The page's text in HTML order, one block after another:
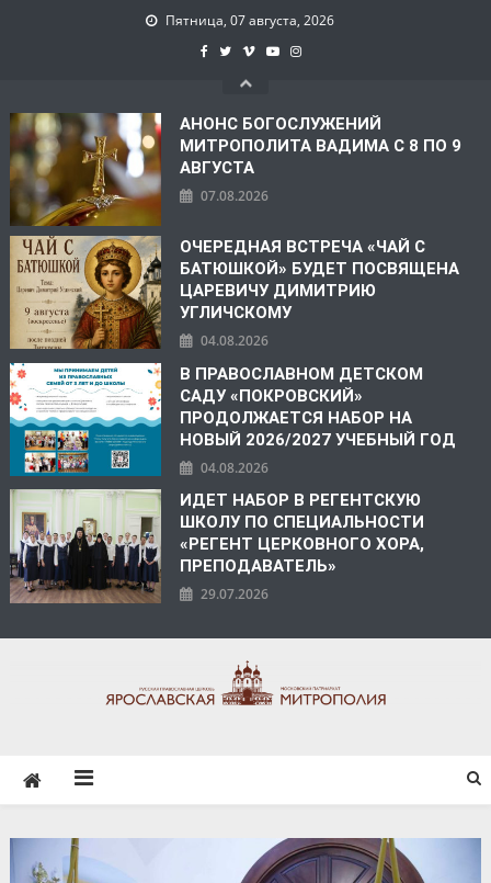
Пятница, 07 августа, 2026
АНОНС БОГОСЛУЖЕНИЙ
МИТРОПОЛИТА ВАДИМА С 8 ПО 9
АВГУСТА
07.08.2026
ОЧЕРЕДНАЯ ВСТРЕЧА «ЧАЙ С
БАТЮШКОЙ» БУДЕТ ПОСВЯЩЕНА
ЦАРЕВИЧУ ДИМИТРИЮ
УГЛИЧСКОМУ
04.08.2026
В ПРАВОСЛАВНОМ ДЕТСКОМ
САДУ «ПОКРОВСКИЙ»
ПРОДОЛЖАЕТСЯ НАБОР НА
НОВЫЙ 2026/2027 УЧЕБНЫЙ ГОД
04.08.2026
ИДЕТ НАБОР В РЕГЕНТСКУЮ
ШКОЛУ ПО СПЕЦИАЛЬНОСТИ
«РЕГЕНТ ЦЕРКОВНОГО ХОРА,
ПРЕПОДАВАТЕЛЬ»
29.07.2026